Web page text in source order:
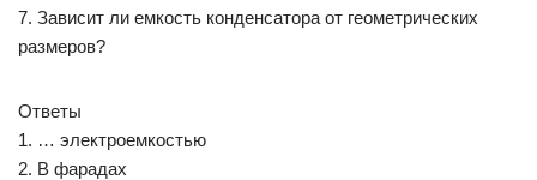
7. Зависит ли емкость конденсатора от геометрических
размеров?
Ответы
1. … электроемкостью
2. В фарадах